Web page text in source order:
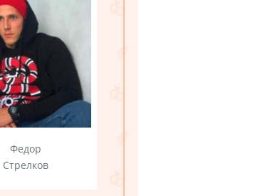
Федор
Стрелков